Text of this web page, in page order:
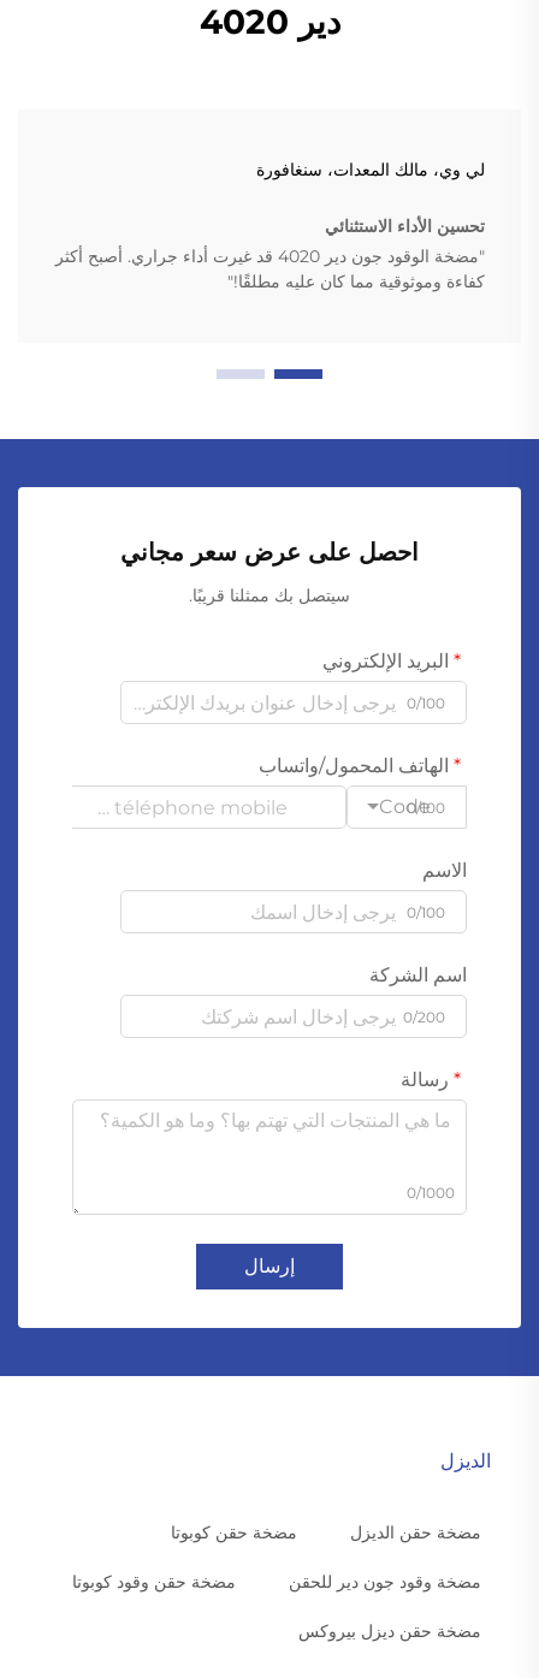
دير 4020
لي وي، مالك المعدات، سنغافورة
تحسين الأداء الاستثنائي
"مضخة الوقود جون دير 4020 قد غيرت أداء جراري. أصبح أكثر
كفاءة وموثوقية مما كان عليه مطلقًا!"
احصل على عرض سعر مجاني
سيتصل بك ممثلنا قريبًا.
البريد الإلكتروني
0/100
الهاتف المحمول/واتساب
Code
0/100
الاسم
0/100
اسم الشركة
0/200
رسالة
0/1000
إرسال
الديزل
مضخة حقن الديزل مضخة حقن كوبوتا
مضخة وقود جون دير للحقن مضخة حقن وقود كوبوتا
مضخة حقن ديزل بيروكس